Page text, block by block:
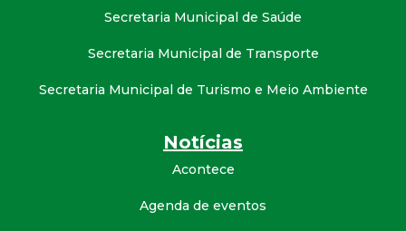
Secretaria Municipal de Saúde
Secretaria Municipal de Transporte
Secretaria Municipal de Turismo e Meio Ambiente
Notícias
Acontece
Agenda de eventos